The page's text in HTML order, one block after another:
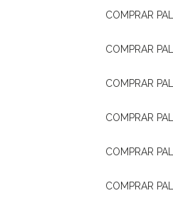
COMPRAR
COMPRAR
COMPRAR
COMPRAR
COMPRAR
COMPRAR